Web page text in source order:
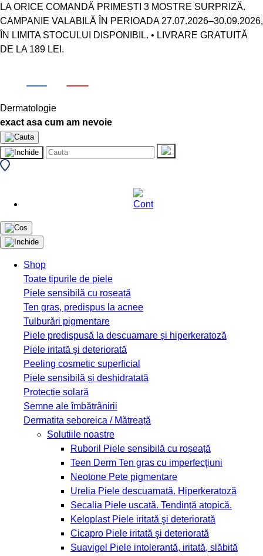
LA ORICE COMANDĂ PRIMEȘTI 3 MOSTRE SURPRIZĂ.
CAMPANIE VALABILĂ ÎN PERIOADA 27.07.2026–30.09.2026,
ÎN LIMITA STOCULUI DISPONIBIL. • LIVRARE GRATUITĂ
DE LA 189 LEI.
Dermatologie
exact asa cum am nevoie
Shop
Toate tipurile de piele
Piele sensibilă cu roșeață
Ten gras, predispus la acnee
Tulburări pigmentare
Piele predispusă la descuamare și hiperkeratoză
Piele iritată şi deteriorată
Peeling cosmetic superficial
Piele sensibilă și deshidratată
Protecție solară
Semne ale îmbătrânirii
Dermatita seboreica / Mătreață
Solutiile noastre
Ruboril
Piele sensibilă cu roșeață
Teen Derm Ten gras cu imperfecţiuni
Neotone Pete pigmentare
Urelia Piele descuamată. Hiperkeratoză
Secalia Piele uscată. Tendință atopică.
Keloplast Piele iritată şi deteriorată
Cicapro Piele iritată şi deteriorată
Suavigel Piele intolerantă, iritată, slăbită